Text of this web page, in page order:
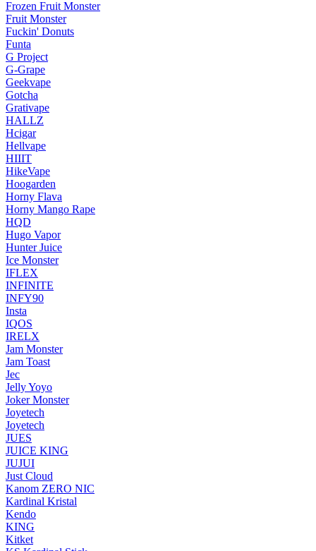
Frozen Fruit Monster
Fruit Monster
Fuckin' Donuts
Funta
G Project
G-Grape
Geekvape
Gotcha
Grativape
HALLZ
Hcigar
Hellvape
HIIIT
HikeVape
Hoogarden
Horny Flava
Horny Mango Rape
HQD
Hugo Vapor
Hunter Juice
Ice Monster
IFLEX
INFINITE
INFY90
Insta
IQOS
IRELX
Jam Monster
Jam Toast
Jec
Jelly Yoyo
Joker Monster
Joyetech
Joyetech
JUES
JUICE KING
JUJUI
Just Cloud
Kanom ZERO NIC
Kardinal Kristal
Kendo
KING
Kitket